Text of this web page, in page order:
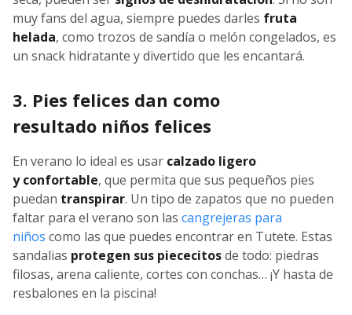
muy fans del agua, siempre puedes darles fruta
helada, como trozos de sandía o melón congelados, es
un snack hidratante y divertido que les encantará.
3. Pies felices dan como
resultado niños felices
En verano lo ideal es usar calzado ligero
y confortable, que permita que sus pequeños pies
puedan transpirar. Un tipo de zapatos que no pueden
faltar para el verano son las cangrejeras para
niños como las que puedes encontrar en Tutete. Estas
sandalias protegen sus piececitosde todo: piedras
filosas, arena caliente, cortes con conchas… ¡Y hasta de
resbalones en la piscina!